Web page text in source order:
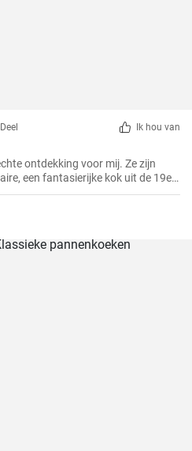
Deel Ik hou van
ontdekking voor mij. Ze zijn
een fantasierijke kok uit de 19e
is eigenlijk heel eenvoudig en er
voor nodig. Het is mijn favoriete
gezin te koken, wanneer we
heb je in een mum van tijd een